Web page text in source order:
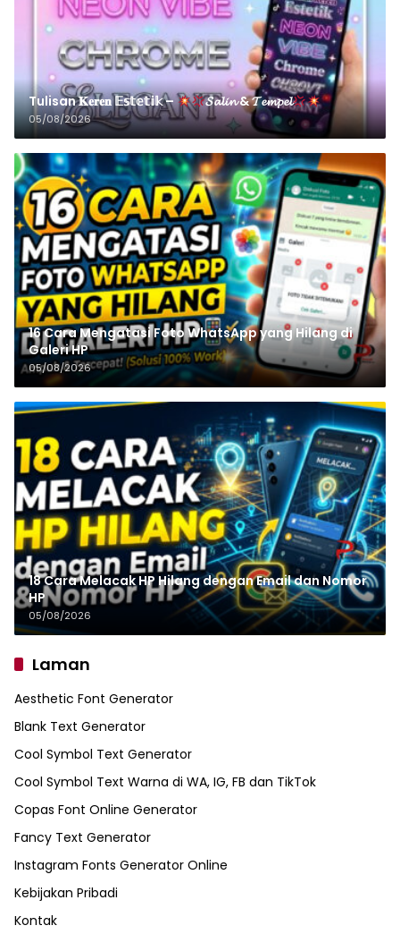
Tulisan 𝐊𝐞𝐫𝐞𝐧 𝔼𝕤𝕥𝕖𝕥𝕚𝕜 – 𝓢𝓪𝓵𝓲𝓷 & 𝓣𝓮𝓶𝓹𝓮𝓵
05/08/2026
16 Cara Mengatasi Foto WhatsApp yang Hilang di
Galeri HP
05/08/2026
18 Cara Melacak HP Hilang dengan Email dan Nomor
HP
05/08/2026
Laman
Aesthetic Font Generator
Blank Text Generator
Cool Symbol Text Generator
Cool Symbol Text Warna di WA, IG, FB dan TikTok
Copas Font Online Generator
Fancy Text Generator
Instagram Fonts Generator Online
Kebijakan Pribadi
Kontak